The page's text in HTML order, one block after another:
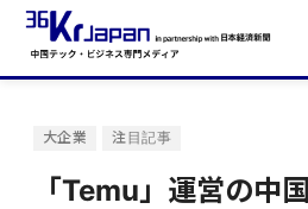
大企業 注目記事
「Temu」運営の中